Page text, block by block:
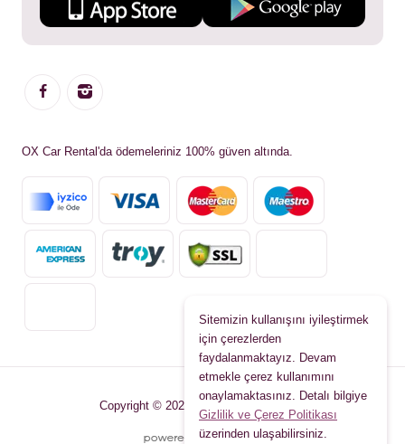
OX Car Rental'da ödemeleriniz 100% güven altında.
Sitemizin kullanışını iyileştirmek
için çerezlerden
faydalanmaktayız. Devam
etmekle çerez kullanımını
onaylamaktasınız. Detalı bilgiye
Gizlilik ve Çerez Politikası
üzerinden ulaşabilirsiniz.
Copyright © 2026 www.oxcarrental.com